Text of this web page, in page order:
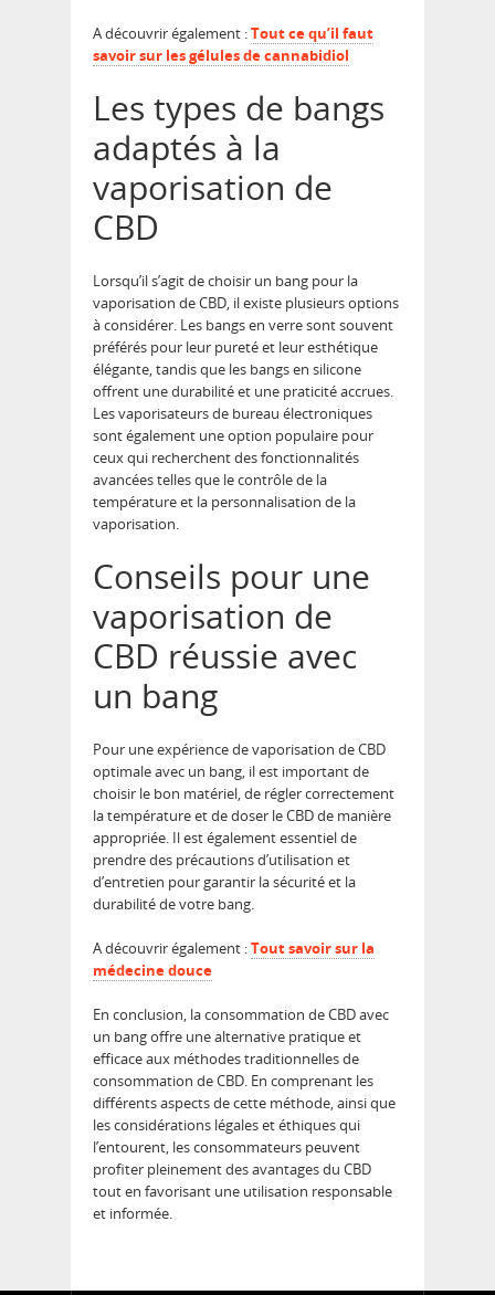
A découvrir également :Tout ce qu’il faut
savoir sur les gélules de cannabidiol
Les types de bangs
adaptés à la
vaporisation de
CBD
Lorsqu’il s’agit de choisir un bang pour la
vaporisation de CBD, il existe plusieurs options
à considérer. Les bangs en verre sont souvent
préférés pour leur pureté et leur esthétique
élégante, tandis que les bangs en silicone
offrent une durabilité et une praticité accrues.
Les vaporisateurs de bureau électroniques
sont également une option populaire pour
ceux qui recherchent des fonctionnalités
avancées telles que le contrôle de la
température et la personnalisation de la
vaporisation.
Conseils pour une
vaporisation de
CBD réussie avec
un bang
Pour une expérience de vaporisation de CBD
optimale avec un bang, il est important de
choisir le bon matériel, de régler correctement
la température et de doser le CBD de manière
appropriée. Il est également essentiel de
prendre des précautions d’utilisation et
d’entretien pour garantir la sécurité et la
durabilité de votre bang.
A découvrir également :Tout savoir sur la
médecine douce
En conclusion, la consommation de CBD avec
un bang offre une alternative pratique et
efficace aux méthodes traditionnelles de
consommation de CBD. En comprenant les
différents aspects de cette méthode, ainsi que
les considérations légales et éthiques qui
l’entourent, les consommateurs peuvent
profiter pleinement des avantages du CBD
tout en favorisant une utilisation responsable
et informée.